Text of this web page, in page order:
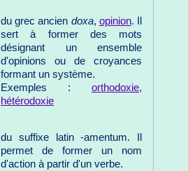
du grec ancien doxa, opinion. Il
sert à former des mots
désignant un ensemble
d'opinions ou de croyances
formant un système.
Exemples : orthodoxie,
hétérodoxie
du suffixe latin -amentum. Il
permet de former un nom
d'action à partir d'un verbe.